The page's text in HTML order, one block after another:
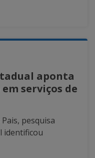
aponta
serviços de
pesquisa
identificou